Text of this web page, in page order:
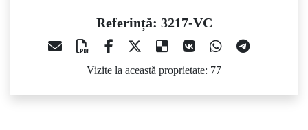
Referință: 3217-VC
Vizite la această proprietate: 77